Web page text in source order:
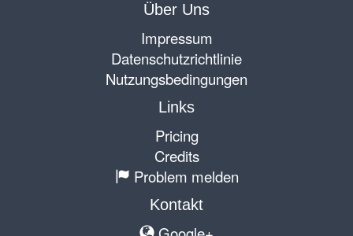
Über Uns
Impressum
Datenschutzrichtlinie
Nutzungsbedingungen
Links
Pricing
Credits
Problem melden
Kontakt